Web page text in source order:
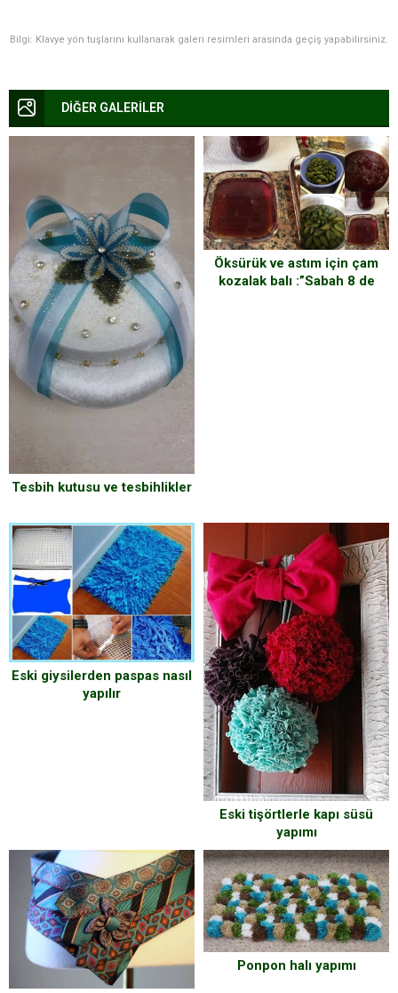
Bilgi: Klavye yön tuşlarını kullanarak galeri resimleri arasında geçiş yapabilirsiniz.
DİĞER GALERİLER
Tesbih kutusu ve tesbihlikler
Öksürük ve astım için çam
kozalak balı :”Sabah 8 de
Eski giysilerden paspas nasıl
yapılır
Eski tişörtlerle kapı süsü
yapımı
Ponpon halı yapımı